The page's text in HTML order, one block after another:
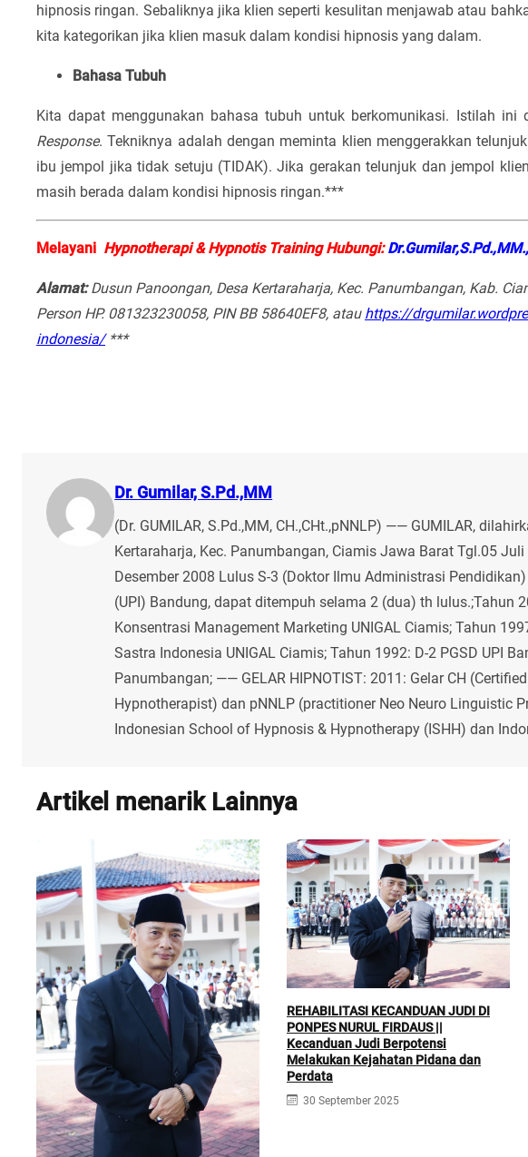
hipnosis ringan. Sebaliknya jika klien seperti kesulitan menjawab atau
kita kategorikan jika klien masuk dalam kondisi hipnosis yang dalam.
Bahasa Tubuh
Kita dapat menggunakan bahasa tubuh untuk berkomunikasi. Istilah ini
Response. Tekniknya adalah dengan meminta klien menggerakkan
ibu jempol jika tidak setuju (TIDAK). Jika gerakan telunjuk dan jempol
masih berada dalam kondisi hipnosis ringan.***
Melayani Hypnotherapi & Hypnotis Training Hubungi:
Alamat:Dusun Panoongan, Desa Kertaraharja, Kec. Panumbangan, Kab.
Person HP. 081323230058, PIN BB 58640EF8, atau https://
indonesia/***
Dr. Gumilar, S.Pd.,MM
(Dr. GUMILAR, S.Pd.,MM, CH.,CHt.,pNNLP) —— GUMILAR,
Kertaraharja, Kec. Panumbangan, Ciamis Jawa Barat Tgl.05
Desember 2008 Lulus S-3 (Doktor Ilmu Administrasi
(UPI) Bandung, dapat ditempuh selama 2 (dua) th lulus.;Tahun
Konsentrasi Management Marketing UNIGAL Ciamis; Tahun
Sastra Indonesia UNIGAL Ciamis; Tahun 1992: D-2 PGSD UPI
Panumbangan; —— GELAR HIPNOTIST: 2011: Gelar CH
Hypnotherapist) dan pNNLP (practitioner Neo Neuro Linguistic
Indonesian School of Hypnosis & Hypnotherapy (ISHH) dan
Artikel menarik Lainnya
REHABILITASI KECANDUAN JUDI DI
PONPES NURUL FIRDAUS ||
Kecanduan Judi Berpotensi
Melakukan Kejahatan Pidana dan
Perdata
30 September 2025